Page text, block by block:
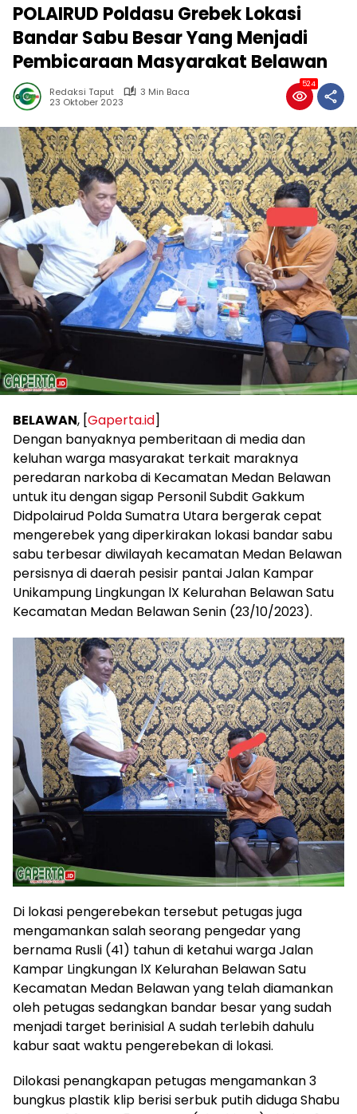
POLAIRUD Poldasu Grebek Lokasi
Bandar Sabu Besar Yang Menjadi
Pembicaraan Masyarakat Belawan
Redaksi Taput
3 Min Baca
23 Oktober 2023
524
BELAWAN, [Gaperta.id]
Dengan banyaknya pemberitaan di media dan
keluhan warga masyarakat terkait maraknya
peredaran narkoba di Kecamatan Medan Belawan
untuk itu dengan sigap Personil Subdit Gakkum
Didpolairud Polda Sumatra Utara bergerak cepat
mengerebek yang diperkirakan lokasi bandar sabu
sabu terbesar diwilayah kecamatan Medan Belawan
persisnya di daerah pesisir pantai Jalan Kampar
Unikampung Lingkungan lX Kelurahan Belawan Satu
Kecamatan Medan Belawan Senin (23/10/2023).
Di lokasi pengerebekan tersebut petugas juga
mengamankan salah seorang pengedar yang
bernama Rusli (41) tahun di ketahui warga Jalan
Kampar Lingkungan lX Kelurahan Belawan Satu
Kecamatan Medan Belawan yang telah diamankan
oleh petugas sedangkan bandar besar yang sudah
menjadi target berinisial A sudah terlebih dahulu
kabur saat waktu pengerebekan di lokasi.
Dilokasi penangkapan petugas mengamankan 3
bungkus plastik klip berisi serbuk putih diduga Shabu